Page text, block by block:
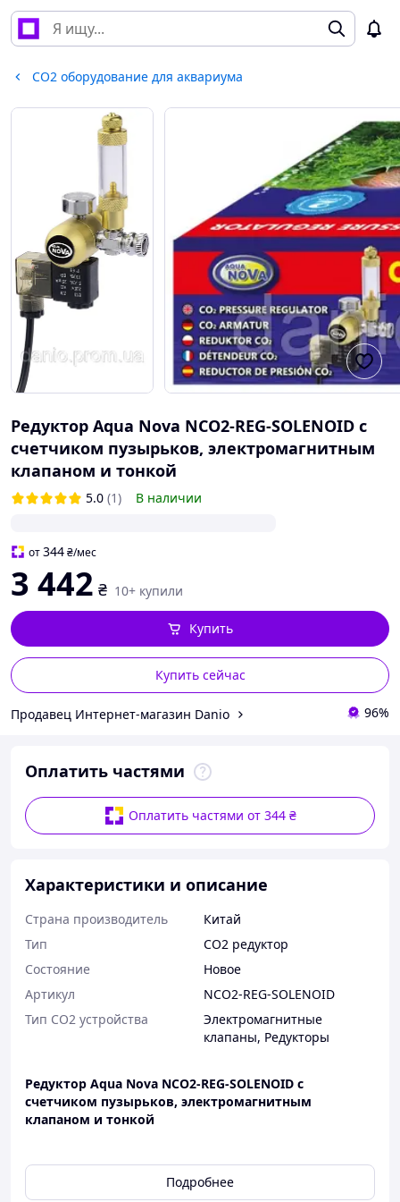
СО2 оборудование для аквариума
Редуктор Aqua Nova NCO2-REG-SOLENOID с
счетчиком пузырьков, электромагнитным
клапаном и тонкой
5.0 (1) В наличии
от344₴/мес
3 442 ₴ 10+ купили
Купить сейчас
Купить
Продавец Интернет-магазин Danio 96%
Оплатить частями
Оплатить частями от 344 ₴
Характеристики и описание
Страна производитель
Китай
Тип
СО2 редуктор
Состояние
Новое
Артикул
NCO2-REG-SOLENOID
Тип СО2 устройства
Электромагнитные
клапаны, Редукторы
Редуктор Aqua Nova NCO2-REG-SOLENOID с
счетчиком пузырьков, электромагнитным
клапаном и тонкой
Прецизионный редуктор СО2AQUA NOVA GOLD SERIES
точный редуктор СО2 был разработан специально для
Подробнее